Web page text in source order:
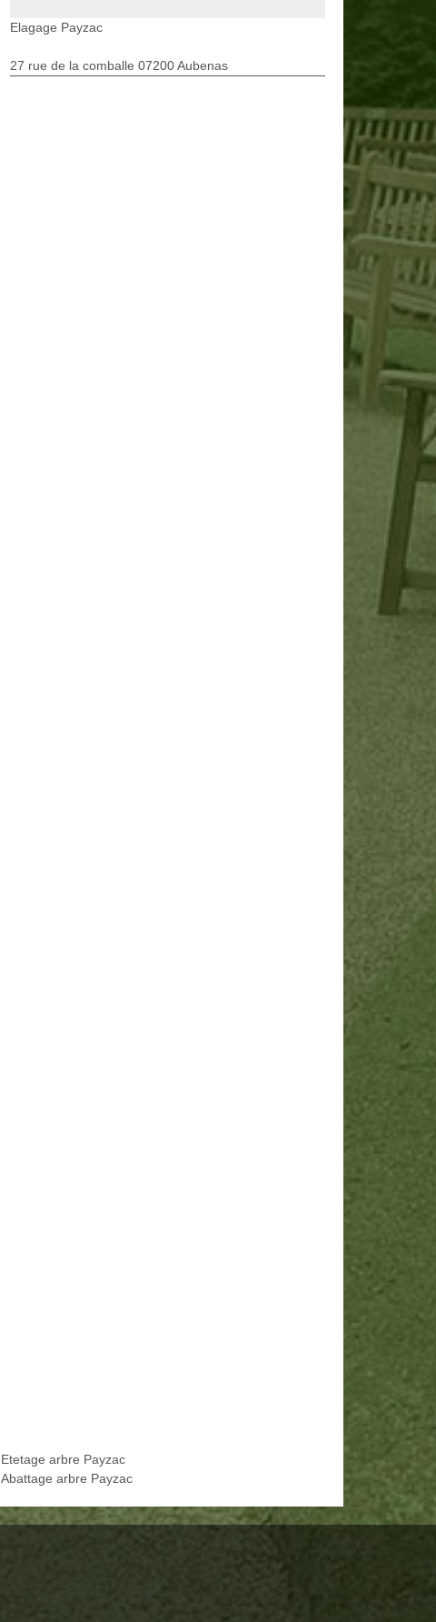
Elagage Payzac
27 rue de la comballe 07200 Aubenas
Etetage arbre Payzac
Abattage arbre Payzac